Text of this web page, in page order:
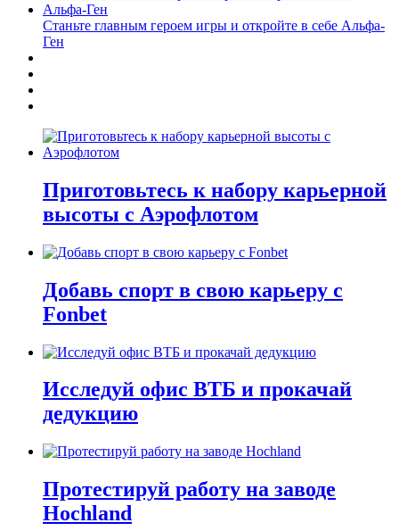
Станьте главным героем игры и откройте в себе Альфа-
Ген
Приготовьтесь к набору карьерной
высоты с Аэрофлотом
Добавь спорт в свою карьеру с
Fonbet
Исследуй офис ВТБ и прокачай
дедукцию
Протестируй работу на заводе
Hochland